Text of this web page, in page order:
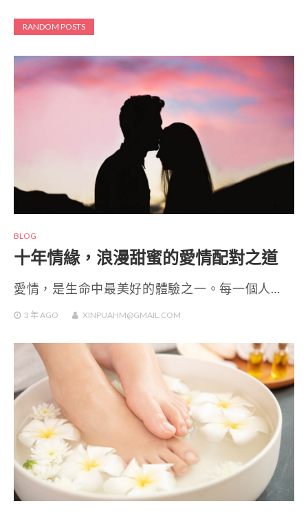
RANDOM POSTS
BLOG
十年情緣，浪漫甜蜜的愛情配對之道
愛情，是生命中最美好的體驗之一。每一個人…
3 年 AGO XINPUAHM@GMAIL.COM